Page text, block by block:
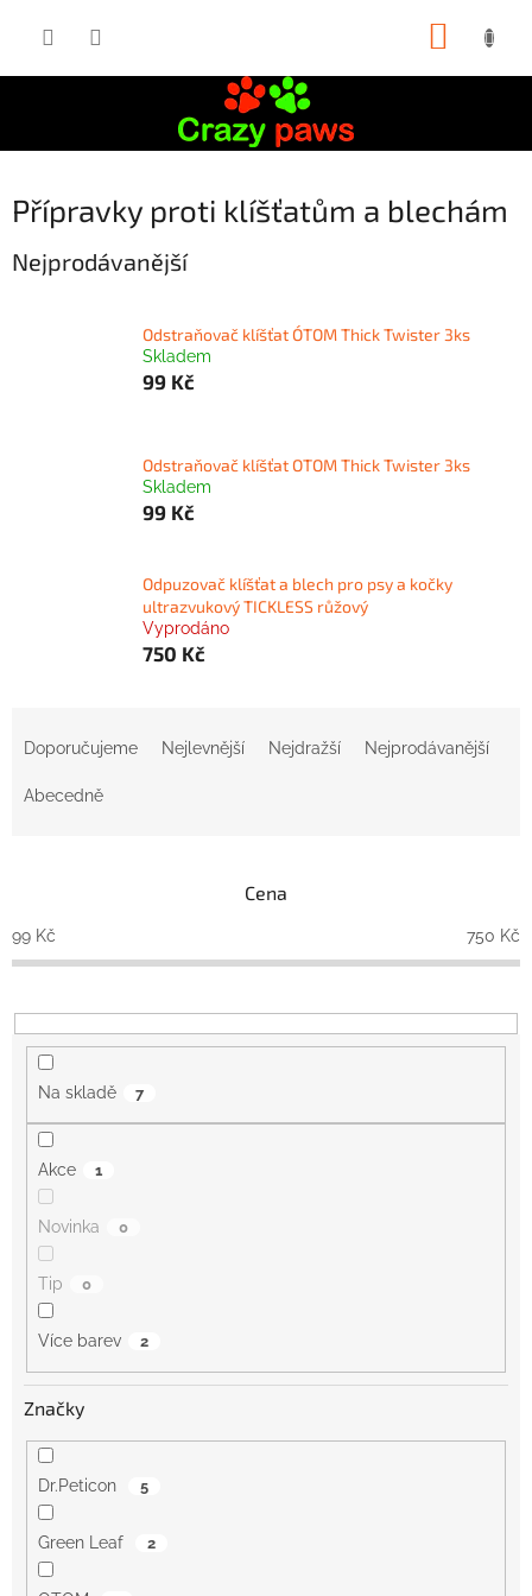
Přípravky proti klíšťatům a blechám
Nejprodávanější
Odstraňovač klíšťat O´TOM Thick Twister 3ks
Skladem
99 Kč
Odstraňovač klíšťat OTOM Thick Twister 3ks
Skladem
99 Kč
Odpuzovač klíšťat a blech pro psy a kočky
ultrazvukový TICKLESS růžový
Vyprodáno
750 Kč
o
d
k
t
Doporučujeme Nejlevnější Nejdražší Nejprodávanější
Abecedně
Cena
99 Kč 750 Kč
Na skladě 7
Akce 1
Novinka 0
Tip 0
Více barev 2
Značky
Dr.Peticon 5
Green Leaf 2